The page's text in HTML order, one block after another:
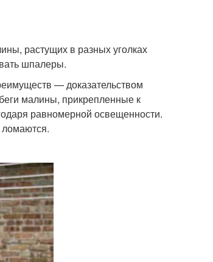
растущих в разных уголках
шпалеры.
— доказательством
малины, прикрепленные к
равномерной освещенности.
ломаются.